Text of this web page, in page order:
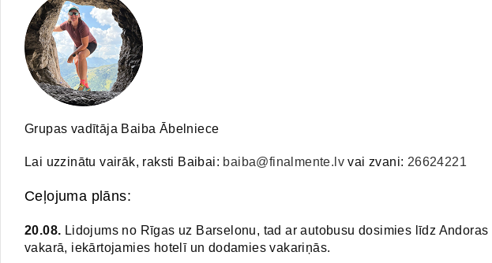
Grupas vadītāja Baiba Ābelniece
Lai uzzinātu vairāk, raksti Baibai: baiba@finalmente.lv vai zvani: 26624221
Ceļojuma plāns:
20.08. Lidojums no Rīgas uz Barselonu, tad ar autobusu dosimies līdz
vakarā, iekārtojamies hotelī un dodamies vakariņās.